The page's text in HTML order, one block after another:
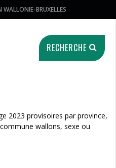
WALLONIE-BRUXELLES
RECHERCHE
2023 provisoires par province,
wallons, sexe ou